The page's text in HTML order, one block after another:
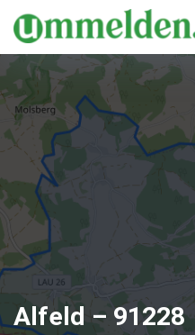
Alfeld – 91228